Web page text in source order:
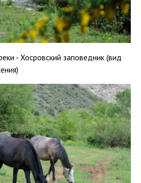
- Хосровский заповедник (вид